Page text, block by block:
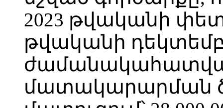
2023 թվականի
թվականի
մատակարարման